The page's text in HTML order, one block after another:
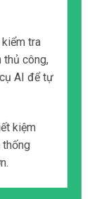
tra
thủ công,
AI để tự
kiệm